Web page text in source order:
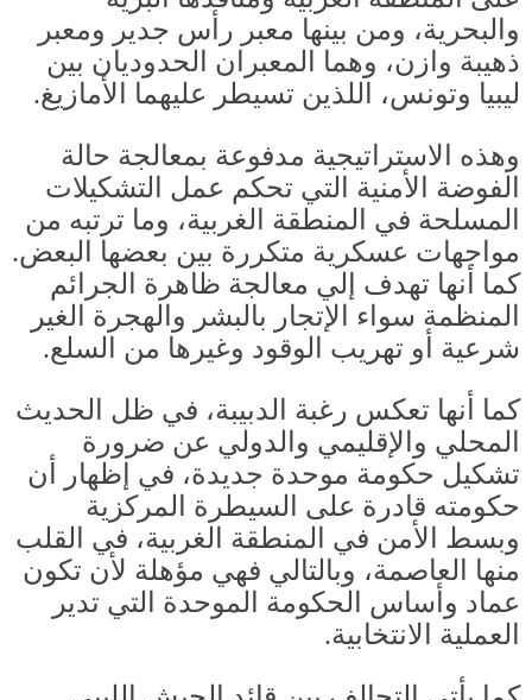
والبحرية، ومن بينها معبر رأس جدير ومعبر
ذهيبة وازن، وهما المعبران الحدوديان بين
ليبيا وتونس، اللذين تسيطر عليهما الأمازيغ.
وهذه الاستراتيجية مدفوعة بمعالجة حالة
الفوضة الأمنية التي تحكم عمل التشكيلات
المسلحة في المنطقة الغربية، وما ترتبه من
مواجهات عسكرية متكررة بين بعضها البعض.
كما أنها تهدف إلي معالجة ظاهرة الجرائم
المنظمة سواء الإتجار بالبشر والهجرة الغير
شرعية أو تهريب الوقود وغيرها من السلع.
كما أنها تعكس رغبة الدبيبة، في ظل الحديث
المحلي والإقليمي والدولي عن ضرورة
تشكيل حكومة موحدة جديدة، في إظهار أن
حكومته قادرة على السيطرة المركزية
وبسط الأمن في المنطقة الغربية، في القلب
منها العاصمة، وبالتالي فهي مؤهلة لأن تكون
عماد وأساس الحكومة الموحدة التي تدير
العملية الانتخابية.